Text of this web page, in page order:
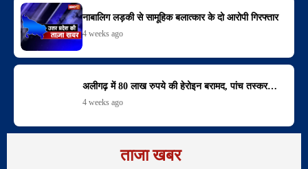
नाबालिग लड़की से सामूहिक बलात्कार के दो आरोपी गिरफ्तार
4 weeks ago
अलीगढ़ में 80 लाख रुपये की हेरोइन बरामद, पांच तस्कर…
4 weeks ago
ताजा खबर